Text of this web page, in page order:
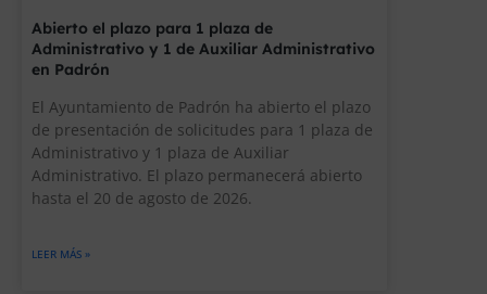
Abierto el plazo para 1 plaza de
Administrativo y 1 de Auxiliar Administrativo
en Padrón
El Ayuntamiento de Padrón ha abierto el plazo
de presentación de solicitudes para 1 plaza de
Administrativo y 1 plaza de Auxiliar
Administrativo. El plazo permanecerá abierto
hasta el 20 de agosto de 2026.
LEER MÁS »